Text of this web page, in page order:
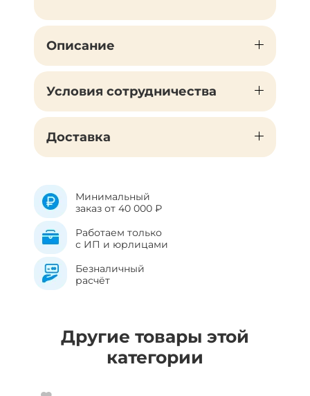
Описание
Условия сотрудничества
Доставка
Минимальный
заказ от 40 000 ₽
Работаем только
с ИП и юрлицами
Безналичный
расчёт
Другие товары этой
категории